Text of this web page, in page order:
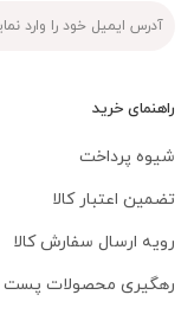
راهنمای خرید
شیوه پرداخت
تضمین اعتبار کالا
رویه ارسال سفارش کالا
رهگیری محصولات پست